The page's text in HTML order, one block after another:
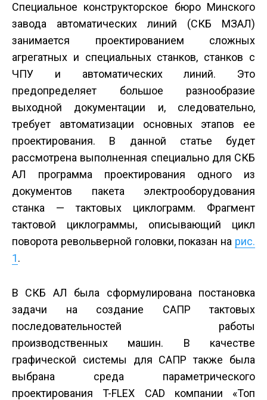
Специальное конструкторское бюро Минского
завода автоматических линий (СКБ МЗАЛ)
занимается проектированием сложных
агрегатных и специальных станков, станков с
ЧПУ и автоматических линий. Это
предопределяет большое разнообразие
выходной документации и, следовательно,
требует автоматизации основных этапов ее
проектирования. В данной статье будет
рассмотрена выполненная специально для СКБ
АЛ программа проектирования одного из
документов пакета электрооборудования
станка — тактовых циклограмм. Фрагмент
тактовой циклограммы, описывающий цикл
поворота револьверной головки, показан на рис.
1.
В СКБ АЛ была сформулирована постановка
задачи на создание САПР тактовых
последовательностей работы
производственных машин. В качестве
графической системы для САПР также была
выбрана среда параметрического
проектирования T-FLEX CAD компании «Топ